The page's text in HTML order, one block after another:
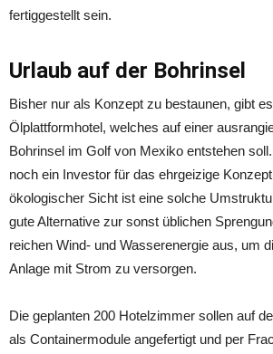
fertiggestellt sein.
Urlaub auf der Bohrinsel
Bisher nur als Konzept zu bestaunen, gibt
Ölplattformhotel, welches auf einer
Bohrinsel im Golf von Mexiko entstehen
noch ein Investor für das ehrgeizige
ökologischer Sicht ist eine solche
gute Alternative zur sonst üblichen
reichen Wind- und Wasserenergie aus, um
Anlage mit Strom zu versorgen.
Die geplanten 200 Hotelzimmer sollen auf
als Containermodule angefertigt und per